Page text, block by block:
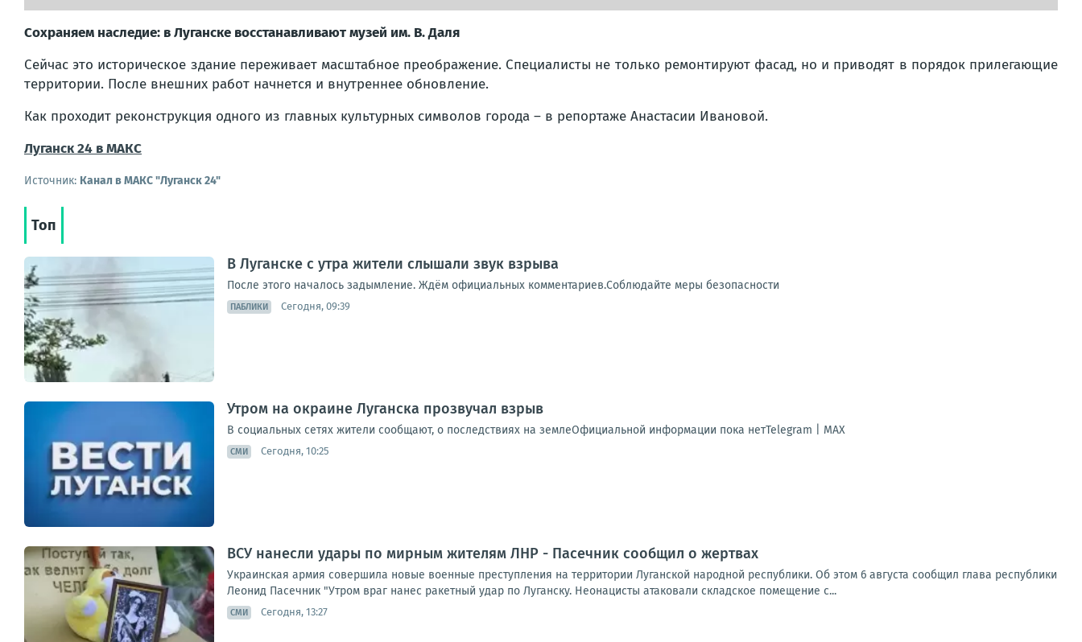
Сохраняем наследие: в Луганске восстанавливают музей им. В. Даля
Сейчас это историческое здание переживает масштабное преображение. Специалисты не только ремонтируют фасад, но и приводят в порядок прилегающие
территории. После внешних работ начнется и внутреннее обновление.
Как проходит реконструкция одного из главных культурных символов города – в репортаже Анастасии Ивановой.
Луганск 24 в МАКС
Источник: Канал в МАКС "Луганск 24"
Топ
В Луганске с утра жители слышали звук взрыва
После этого началось задымление. Ждём официальных комментариев.Соблюдайте меры безопасности
ПАБЛИКИ Сегодня, 09:39
Утром на окраине Луганска прозвучал взрыв
В социальных сетях жители сообщают, о последствиях на землеОфициальной информации пока нетTelegram | MAX
СМИ Сегодня, 10:25
ВСУ нанесли удары по мирным жителям ЛНР - Пасечник сообщил о жертвах
Украинская армия совершила новые военные преступления на территории Луганской народной республики. Об этом 6 августа сообщил глава республики
Леонид Пасечник "Утром враг нанес ракетный удар по Луганску. Неонацисты атаковали складское помещение с...
СМИ Сегодня, 13:27